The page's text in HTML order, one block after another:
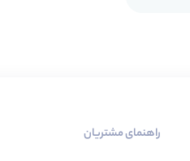
راهنمای مشتریان